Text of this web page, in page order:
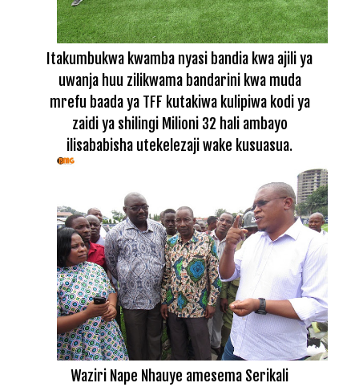
Itakumbukwa kwamba nyasi bandia kwa ajili ya
uwanja huu zilikwama bandarini kwa muda
mrefu baada ya TFF kutakiwa kulipiwa kodi ya
zaidi ya shilingi Milioni 32 hali ambayo
ilisababisha utekelezaji wake kusuasua.
Waziri Nape Nhauye amesema Serikali